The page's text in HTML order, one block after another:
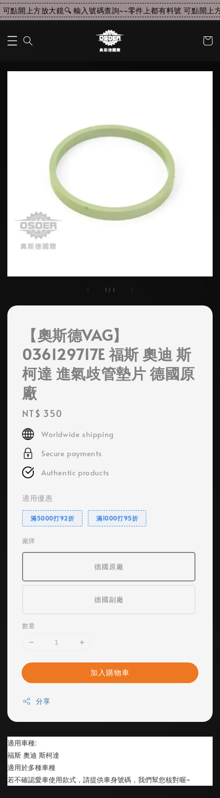
點開上方放大鏡🔍 輸入號碼查詢~~零件上都有料號 可點開上
1 / 1
【奧斯德VAG】
036129717E 福斯 奧迪 斯
柯達 進氣歧管墊片 德國原
廠
Regular
price
NT$ 350
Worldwide shipping
Secure payments
Authentic products
適用優惠
滿5000打92折 滿1000打95折
廠牌
德國原廠
德國副廠
數量
加入購物車
分享
適用車種:
福斯 奧迪 斯柯達
適用於多種車種
若不確認愛車使用款式，請提供車身號碼，我們幫您核對喔~